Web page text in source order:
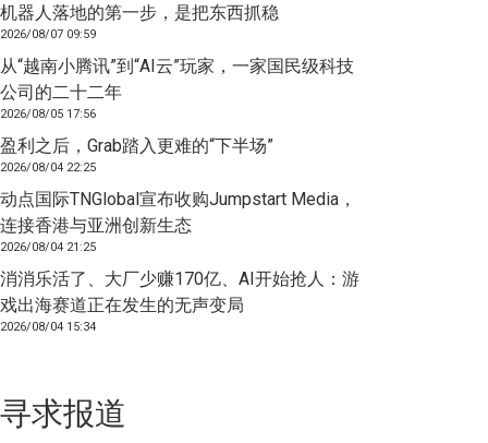
机器人落地的第一步，是把东西抓稳
2026/08/07 09:59
从“越南小腾讯”到“AI云”玩家，一家国民级科技
公司的二十二年
2026/08/05 17:56
盈利之后，Grab踏入更难的“下半场”
2026/08/04 22:25
动点国际TNGlobal宣布收购Jumpstart Media，
连接香港与亚洲创新生态
2026/08/04 21:25
消消乐活了、大厂少赚170亿、AI开始抢人：游
戏出海赛道正在发生的无声变局
2026/08/04 15:34
寻求报道